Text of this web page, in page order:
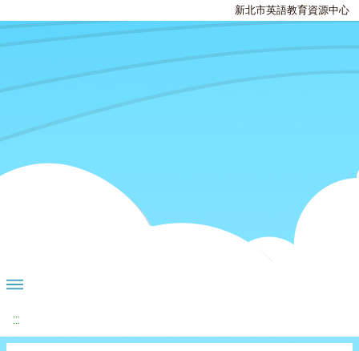
新北市英語教育資源中心
:::